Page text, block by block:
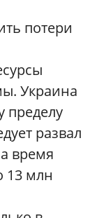
потери
Украина
пределу
развал
время
13 млн